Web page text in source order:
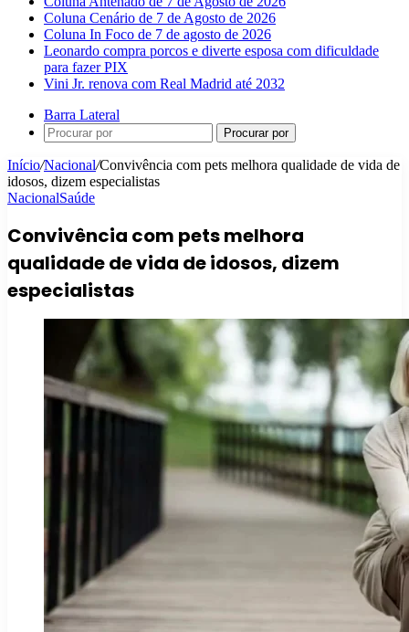
Coluna Cenário de 7 de Agosto de 2026
Coluna In Foco de 7 de agosto de 2026
Leonardo compra porcos e diverte esposa com dificuldade
para fazer PIX
Vini Jr. renova com Real Madrid até 2032
Barra Lateral
Procurar por
Início/Nacional/Convivência com pets melhora qualidade de vida de
idosos, dizem especialistas
NacionalSaúde
Convivência com pets melhora
qualidade de vida de idosos, dizem
especialistas